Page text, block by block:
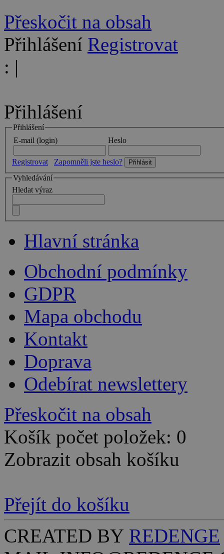
Přeskočit na obsah
Přihlášení Registrovat
: |
Přihlášení
Přihlášení
E-mail (login)
Heslo
Registrovat
Zapomněli jste heslo?
Vyhledávání
Hledat výraz
Hlavní stránka
Obchodní podmínky
GDPR
Mapa obchodu
Kontakt
Doprava
Odebírat newslettery
Přeskočit na obsah
Košík počet položek: 0
Zobrazit obsah košíku
Přejít do košíku
CREATED BY REDENGE